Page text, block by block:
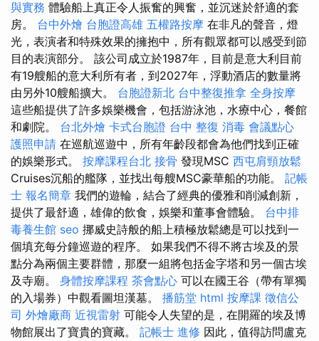
與實務 體驗船上真正令人振奮的興奮，並沉迷於舒適的套
房。 台中外燴 台胞證高雄 五權路按摩 在非凡的聲音，燈
光，表演者和特殊效果的擁抱中，所有觀眾都可以感受到節
目的表演部分。 該公司成立於1987年，目前是意大利目前
有19艘船的意大利所有者，到2027年，浮動酒店的數量將
由另外10艘船擴大。 台胞證新北 台中整復推拿 全身按摩
這些船提供了許多娛樂機會，包括游泳池，水療中心，餐館
和劇院。 台北外燴 卡式台胞證 台中 整復 消毒 會議點心
護照申請 在巡航巡遊中，所有年齡段都會為他們找到正確
的娛樂形式。 按摩課程台北 接骨 發現MSC 西屯肩頸放鬆
Cruises沉船的艦隊，並找出每艘MSC豪華船的功能。 記帳
士 報名簡章 我們的遊輪，結合了經典的優雅和削減創新，
提供了最舒適，雄偉的飲食，娛樂和董事會體驗。 台中排
毒養生館 seo 挪威史詩般的船上積極放鬆總是可以找到一
個填充每分鐘巡遊的程序。 如果我們不得不將古埃及的景
點分為兩個主要群體，那麼一組將包括金字塔和另一個古埃
及寺廟。 身體按摩課程 茶會點心 可以在國王谷（帶有單獨
的入場券）中觀看圖坦漢墓。 播筋堂 html 按摩課 徵信公
司 外燴廠商 近視雷射 可能令人失望的是，在開羅的埃及博
物館展出了寶貴的寶藏。 記帳士 進修 因此，值得訪問盧克